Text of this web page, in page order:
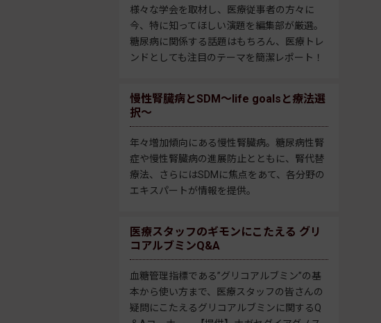
様々な学会を取材し、医療従事者の方々に
今、特に知ってほしい演題を編集部が厳選。
糖尿病に関係する話題はもちろん、医療トレ
ンドとしても注目のテーマを簡潔レポート！
慢性腎臓病とSDM～life goalsと療法選
択～
年々増加傾向にある慢性腎臓病。糖尿病性腎
症や慢性腎臓病の進展防止とともに、腎代替
療法、さらにはSDMに焦点をあて、各分野の
エキスパートが情報を提供。
医療スタッフのギモンにこたえる グリ
コアルブミンQ&A
血糖管理指標である”グリコアルブミン”の基
本から使い方まで、医療スタッフの皆さんの
疑問にこたえるグリコアルブミンに関するQ